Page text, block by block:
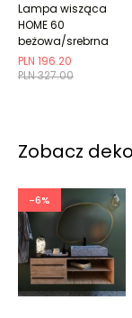
PLN 327.00
PLN 196.20
Lampa wisząca
HOME 60
beżowa/srebrna
Zobacz
-6%